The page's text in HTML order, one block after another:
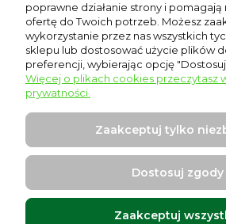
Moje konto
Płatności i dostawa
Informacje
poprawne działanie strony i
ofertę do Twoich potrzeb. Możesz
wykorzystanie przez nas wszystkich
sklepu lub dostosować użycie plików
preferencji, wybierając opcję "Dostosuj
Więcej o plikach cookies przeczytasz
prywatności.
Zaakceptuj tylko
Dostosuj zgody
Zaakceptuj